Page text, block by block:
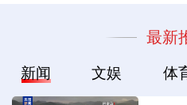
最新
新闻 文娱 体